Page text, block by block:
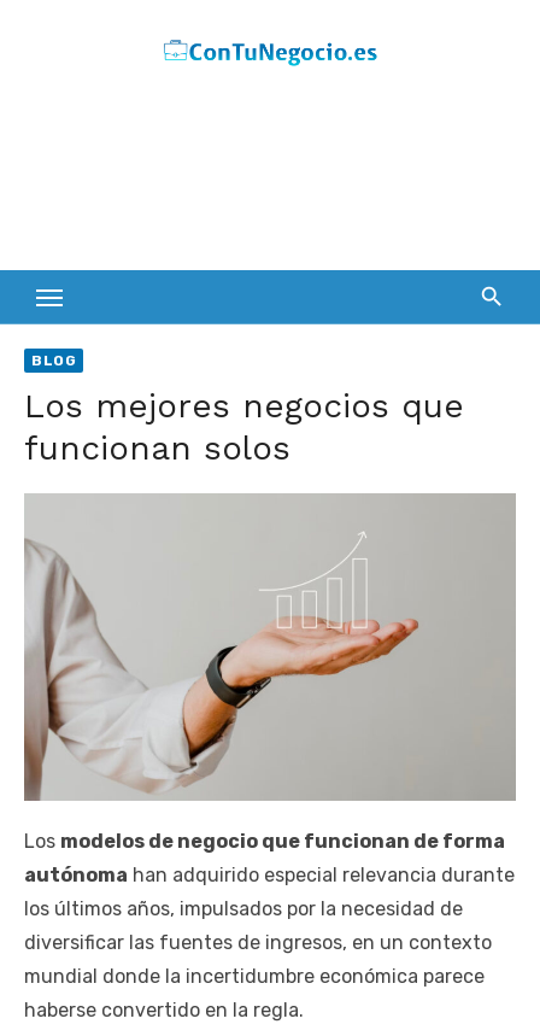
BLOG
Los mejores negocios que
funcionan solos
Los modelos de negocio que funcionan de forma
autónoma han adquirido especial relevancia durante
los últimos años, impulsados por la necesidad de
diversificar las fuentes de ingresos, en un contexto
mundial donde la incertidumbre económica parece
haberse convertido en la regla.